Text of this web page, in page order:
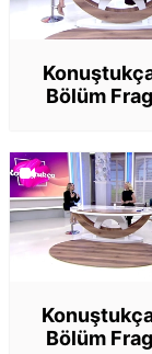
Bölüm
Bölüm